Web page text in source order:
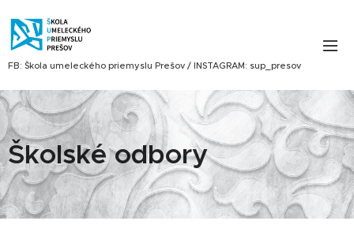
FB: Škola umeleckého priemyslu Prešov / INSTAGRAM: sup_presov
Školské odbory